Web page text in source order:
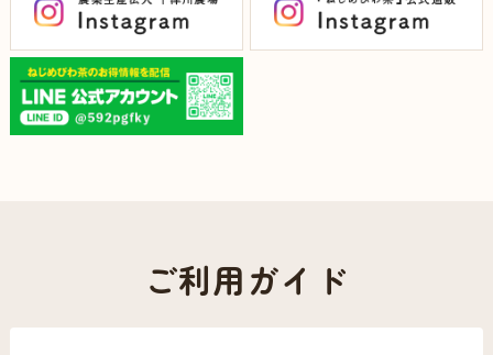
ご利用ガイド